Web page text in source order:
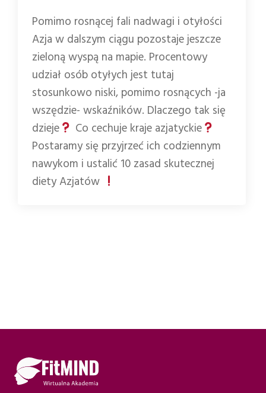
Pomimo rosnącej fali nadwagi i otyłości
Azja w dalszym ciągu pozostaje jeszcze
zieloną wyspą na mapie. Procentowy
udział osób otyłych jest tutaj
stosunkowo niski, pomimo rosnących -ja
wszędzie- wskaźników. Dlaczego tak się
dzieje
Co cechuje kraje azjatyckie
Postaramy się przyjrzeć ich codziennym
nawykom i ustalić 10 zasad skutecznej
diety Azjatów